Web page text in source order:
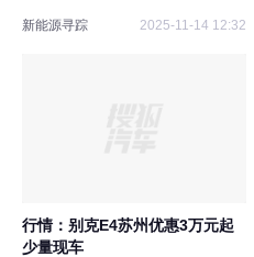
新能源寻踪 2025-11-14 12:32
行情：别克E4苏州优惠3万元起
少量现车